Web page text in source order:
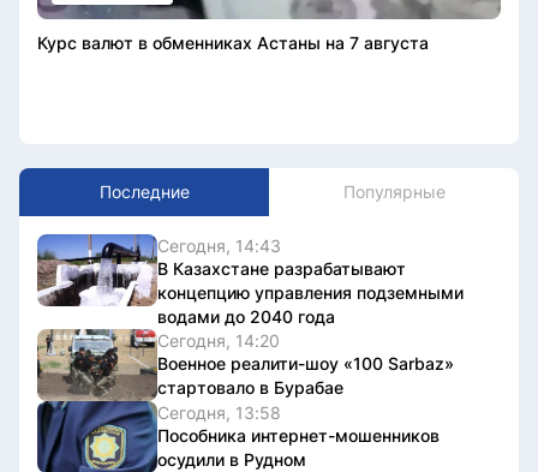
Курс валют в обменниках Астаны на 7 августа
Последние Популярные
Сегодня, 14:43
В Казахстане разрабатывают
концепцию управления подземными
водами до 2040 года
Сегодня, 14:20
Военное реалити-шоу «100 Sarbaz»
стартовало в Бурабае
Сегодня, 13:58
Пособника интернет-мошенников
осудили в Рудном